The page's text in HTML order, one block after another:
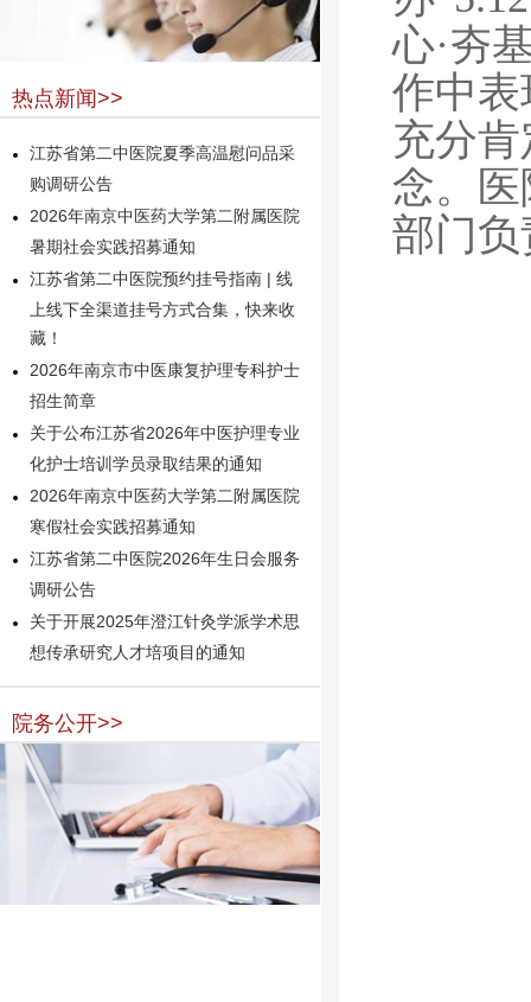
热点新闻>>
江苏省第二中医院夏季高温慰问品采
购调研公告
2026年南京中医药大学第二附属医院
暑期社会实践招募通知
江苏省第二中医院预约挂号指南 | 线
上线下全渠道挂号方式合集，快来收
藏！
2026年南京市中医康复护理专科护士
招生简章
关于公布江苏省2026年中医护理专业
化护士培训学员录取结果的通知
2026年南京中医药大学第二附属医院
寒假社会实践招募通知
江苏省第二中医院2026年生日会服务
调研公告
关于开展2025年澄江针灸学派学术思
想传承研究人才培项目的通知
院务公开>>
心·夯
作中
充分
念。
部门